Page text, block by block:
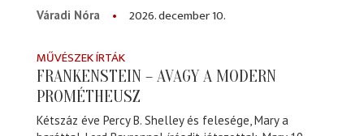
Váradi Nóra
2026. december 10.
MŰVÉSZEK ÍRTÁK
FRANKENSTEIN – AVAGY A MODERN
PROMÉTHEUSZ
Kétszáz éve Percy B. Shelley és felesége, Mary a